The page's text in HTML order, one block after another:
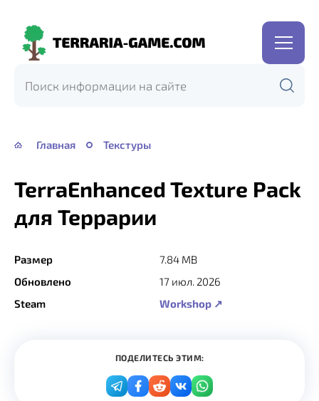
Terraria-
Главная Текстуры
TerraEnhanced Texture Pack
для Террарии
Размер
7.84 MB
Обновлено
17 июл. 2026
Steam
Workshop ↗
ПОДЕЛИТЕСЬ ЭТИМ: